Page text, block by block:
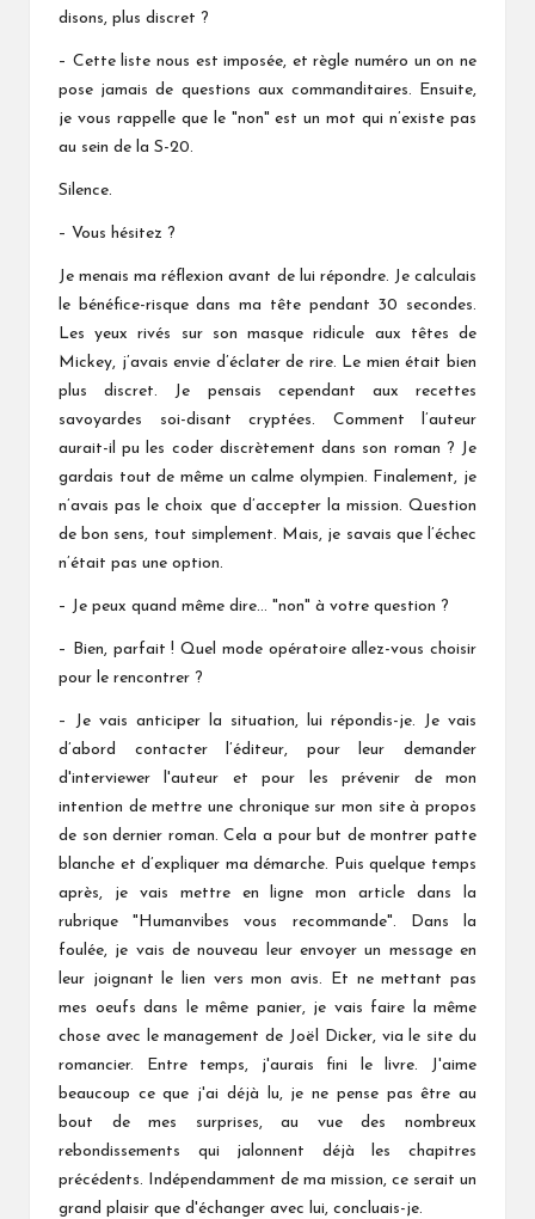
disons, plus discret ?
– Cette liste nous est imposée, et règle numéro un on ne
pose jamais de questions aux commanditaires. Ensuite,
je vous rappelle que le "non" est un mot qui n’existe pas
au sein de la S-20.
Silence.
– Vous hésitez ?
Je menais ma réflexion avant de lui répondre. Je calculais
le bénéfice-risque dans ma tête pendant 30 secondes.
Les yeux rivés sur son masque ridicule aux têtes de
Mickey, j’avais envie d’éclater de rire. Le mien était bien
plus discret. Je pensais cependant aux recettes
savoyardes soi-disant cryptées. Comment l’auteur
aurait-il pu les coder discrètement dans son roman ? Je
gardais tout de même un calme olympien. Finalement, je
n’avais pas le choix que d’accepter la mission. Question
de bon sens, tout simplement. Mais, je savais que l’échec
n’était pas une option.
– Je peux quand même dire… "non" à votre question ?
– Bien, parfait ! Quel mode opératoire allez-vous choisir
pour le rencontrer ?
– Je vais anticiper la situation, lui répondis-je. Je vais
d’abord contacter l’éditeur, pour leur demander
d'interviewer l'auteur et pour les prévenir de mon
intention de mettre une chronique sur mon site à propos
de son dernier roman. Cela a pour but de montrer patte
blanche et d’expliquer ma démarche. Puis quelque temps
après, je vais mettre en ligne mon article dans la
rubrique "Humanvibes vous recommande". Dans la
foulée, je vais de nouveau leur envoyer un message en
leur joignant le lien vers mon avis. Et ne mettant pas
mes oeufs dans le même panier, je vais faire la même
chose avec le management de Joël Dicker, via le site du
romancier. Entre temps, j'aurais fini le livre. J'aime
beaucoup ce que j'ai déjà lu, je ne pense pas être au
bout de mes surprises, au vue des nombreux
rebondissements qui jalonnent déjà les chapitres
précédents. Indépendamment de ma mission, ce serait un
grand plaisir que d'échanger avec lui, concluais-je.